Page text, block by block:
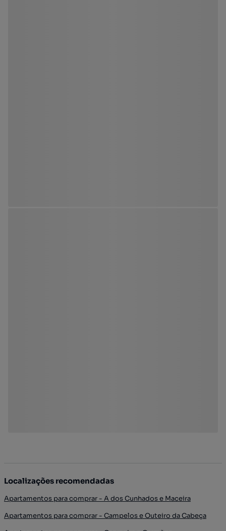
Localizações recomendadas
Apartamentos para comprar - A dos Cunhados e Maceira
Apartamentos para comprar - Campelos e Outeiro da Cabeça